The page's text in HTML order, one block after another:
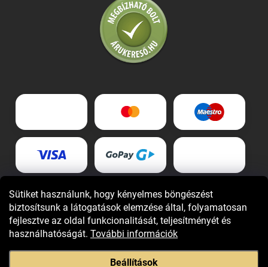
Sütiket használunk, hogy kényelmes böngészést
biztosítsunk a látogatások elemzése által, folyamatosan
fejlesztve az oldal funkcionalitását, teljesítményét és
használhatóságát. További információk
Beállítások